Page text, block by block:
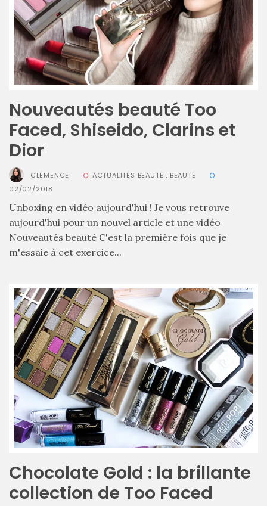
Zoom
sur
le
sac
Batman
Small
RSVP
Paris
Nouveautés beauté Too
Faced, Shiseido, Clarins et
Dior
CLÉMENCE ACTUALITÉS BEAUTÉ , BEAUTÉ
02/02/2018
Unboxing en vidéo aujourd'hui ! Je vous retrouve
aujourd'hui pour un nouvel article et une vidéo
Nouveautés beauté C'est la première fois que je
m'essaie à cet exercice...
Chocolate Gold : la brillante
collection de Too Faced